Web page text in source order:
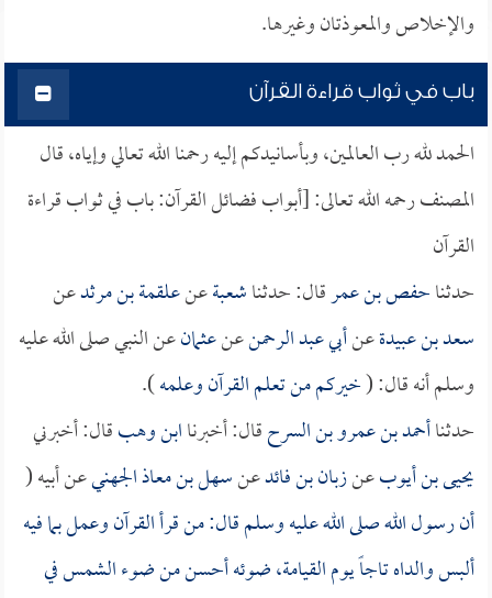
والإخلاص والمعوذتان وغيرها.
باب في ثواب قراءة القرآن
الحمد لله رب العالمين، وبأسانيدكم إليه رحمنا الله تعالي وإياه، قال
المصنف رحمه الله تعالى: [أبواب فضائل القرآن: باب في ثواب قراءة
القرآن
حدثناحفص بن عمرقال: حدثناشعبةعنعلقمة بن مرثدعن
سعد بن عبيدةعنأبي عبد الرحمنعنعثمانعن النبي صلى الله عليه
وسلم أنه قال: (خيركم من تعلم القرآن وعلمه).
حدثناأحمد بن عمرو بن السرحقال: أخبرناابن وهبقال: أخبرني
يحيى بن أيوبعنزبان بن فائدعنسهل بن معاذ الجهنيعن أبيه (
أن رسول الله صلى الله عليه وسلم قال: من قرأ القرآن وعمل بما فيه
ألبس والداه تاجاً يوم القيامة، ضوئه أحسن من ضوء الشمس في